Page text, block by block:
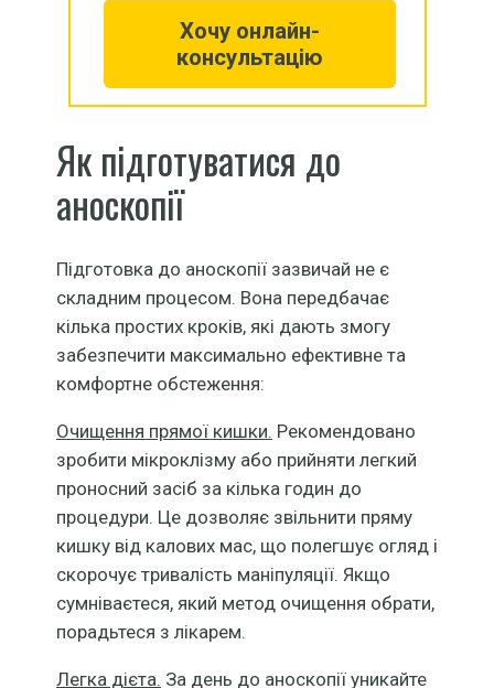
Хочу онлайн-
консультацію
Як підготуватися до
аноскопії
Підготовка до аноскопії зазвичай не є
складним процесом. Вона передбачає
кілька простих кроків, які дають змогу
забезпечити максимально ефективне та
комфортне обстеження:
Очищення прямої кишки. Рекомендовано
зробити мікроклізму або прийняти легкий
проносний засіб за кілька годин до
процедури. Це дозволяє звільнити пряму
кишку від калових мас, що полегшує огляд і
скорочує тривалість маніпуляції. Якщо
сумніваєтеся, який метод очищення обрати,
порадьтеся з лікарем.
Легка дієта. За день до аноскопії уникайте